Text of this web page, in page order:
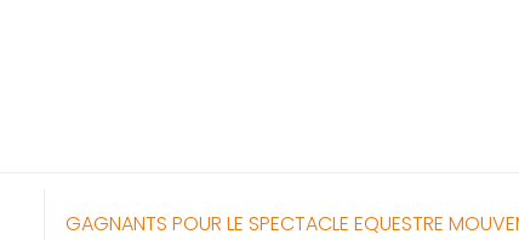
GAGNANTS POUR LE SPECTACLE EQUESTRE